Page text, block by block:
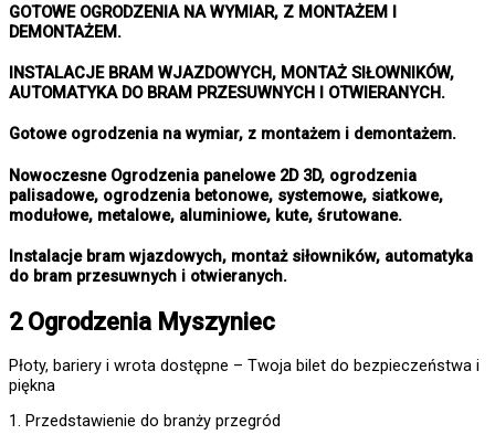
GOTOWE OGRODZENIA NA WYMIAR, Z MONTAŻEM I
DEMONTAŻEM.
INSTALACJE BRAM WJAZDOWYCH, MONTAŻ SIŁOWNIKÓW,
AUTOMATYKA DO BRAM PRZESUWNYCH I OTWIERANYCH.
Gotowe ogrodzenia na wymiar, z montażem i demontażem.
Nowoczesne Ogrodzenia panelowe 2D 3D, ogrodzenia
palisadowe, ogrodzenia betonowe, systemowe, siatkowe,
modułowe, metalowe, aluminiowe, kute, śrutowane.
Instalacje bram wjazdowych, montaż siłowników, automatyka
do bram przesuwnych i otwieranych.
2 Ogrodzenia Myszyniec
Płoty, bariery i wrota dostępne – Twoja bilet do bezpieczeństwa i
piękna
1. Przedstawienie do branży przegród